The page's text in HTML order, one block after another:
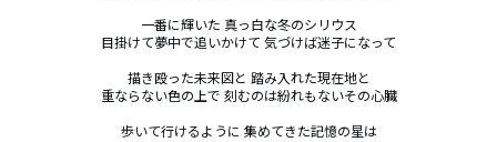
一番に輝いた 真っ白な冬のシリウス
目掛けて夢中で追いかけて 気づけば迷子になって
描き殴った未来図と 踏み入れた現在地と
重ならない色の上で 刻むのは紛れもないその心臓
歩いて行けるように 集めてきた記憶の星は